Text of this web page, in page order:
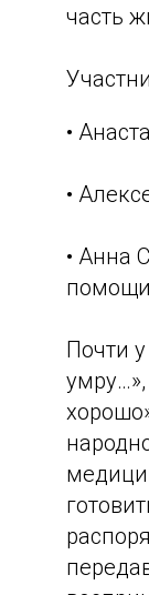
часть
•
•
• Анна
Почти